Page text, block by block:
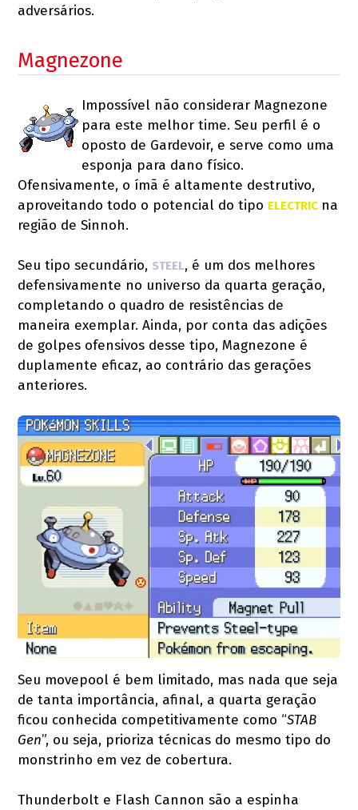
adversários.
Magnezone
Impossível não considerar Magnezone
para este melhor time. Seu perfil é o
oposto de Gardevoir, e serve como uma
esponja para dano físico.
Ofensivamente, o ímã é altamente destrutivo,
aproveitando todo o potencial do tipo ELECTRIC na
região de Sinnoh.
Seu tipo secundário, STEEL, é um dos melhores
defensivamente no universo da quarta geração,
completando o quadro de resistências de
maneira exemplar. Ainda, por conta das adições
de golpes ofensivos desse tipo, Magnezone é
duplamente eficaz, ao contrário das gerações
anteriores.
Seu movepool é bem limitado, mas nada que seja
de tanta importância, afinal, a quarta geração
ficou conhecida competitivamente como “STAB
Gen”, ou seja, prioriza técnicas do mesmo tipo do
monstrinho em vez de cobertura.
Thunderbolt e Flash Cannon são a espinha